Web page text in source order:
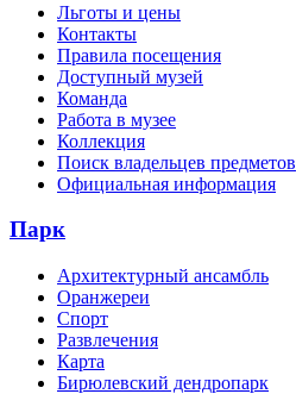
Льготы и цены
Контакты
Правила посещения
Доступный музей
Команда
Работа в музее
Коллекция
Поиск владельцев предметов
Официальная информация
Парк
Архитектурный ансамбль
Оранжереи
Спорт
Развлечения
Карта
Бирюлевский дендропарк